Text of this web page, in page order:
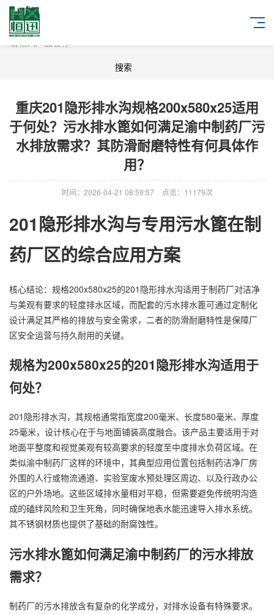
重庆201隐形排水沟规格200x580x25适用
于何处？污水排水篦如何满足渝中制药厂污
水排放需求？其防滑耐磨特性有何具体作
用？
时间：2026-04-21 08:59:57 点击：11179次
201隐形排水沟与专用污水篦在制
药厂区的综合应用方案
核心结论：规格200x580x25的201隐形排水沟适用于制药厂对洁净
与美观有要求的轻度排水区域，而配套的污水排水篦可通过定制化
设计满足其严格的排放与安全需求，二者的防滑耐磨特性是保障厂
区安全运营与持久耐用的关键。
规格为200x580x25的201隐形排水沟适用于
何处？
201隐形排水沟，其规格通常指宽度200毫米、长度580毫米、厚度
25毫米，设计核心在于与地面铺装高度融合。该产品主要适用于对
地面平整度和视觉美观有较高要求的轻度至中度排水负荷区域。在
类似渝中制药厂这样的环境中，其典型应用位置包括制药洁净厂房
外围的人行或物流通道、实验室废水预处理区周边、以及行政办公
区的户外场地。这些区域排水量相对平稳，但需要避免传统明沟造
成的磕绊风险和卫生死角，同时确保地表水能迅速导入排水系统。
其不锈钢材质也提供了基础的耐腐蚀性。
污水排水篦如何满足渝中制药厂的污水排放
需求？
制药厂的污水排放含有复杂的化学成分，对排水设备有特殊要求。